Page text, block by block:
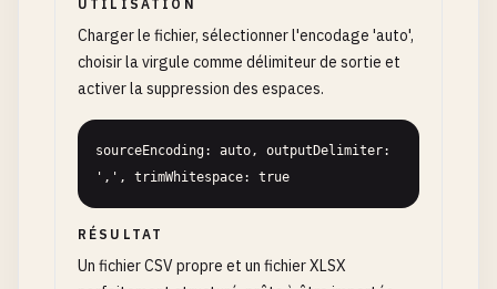
UTILISATION
Charger le fichier, sélectionner l'encodage 'auto',
choisir la virgule comme délimiteur de sortie et
activer la suppression des espaces.
sourceEncoding: auto, outputDelimiter:
',', trimWhitespace: true
RÉSULTAT
Un fichier CSV propre et un fichier XLSX